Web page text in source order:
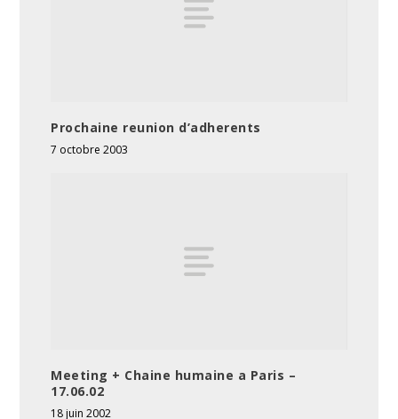
Prochaine reunion d’adherents
7 octobre 2003
Meeting + Chaine humaine a Paris –
17.06.02
18 juin 2002